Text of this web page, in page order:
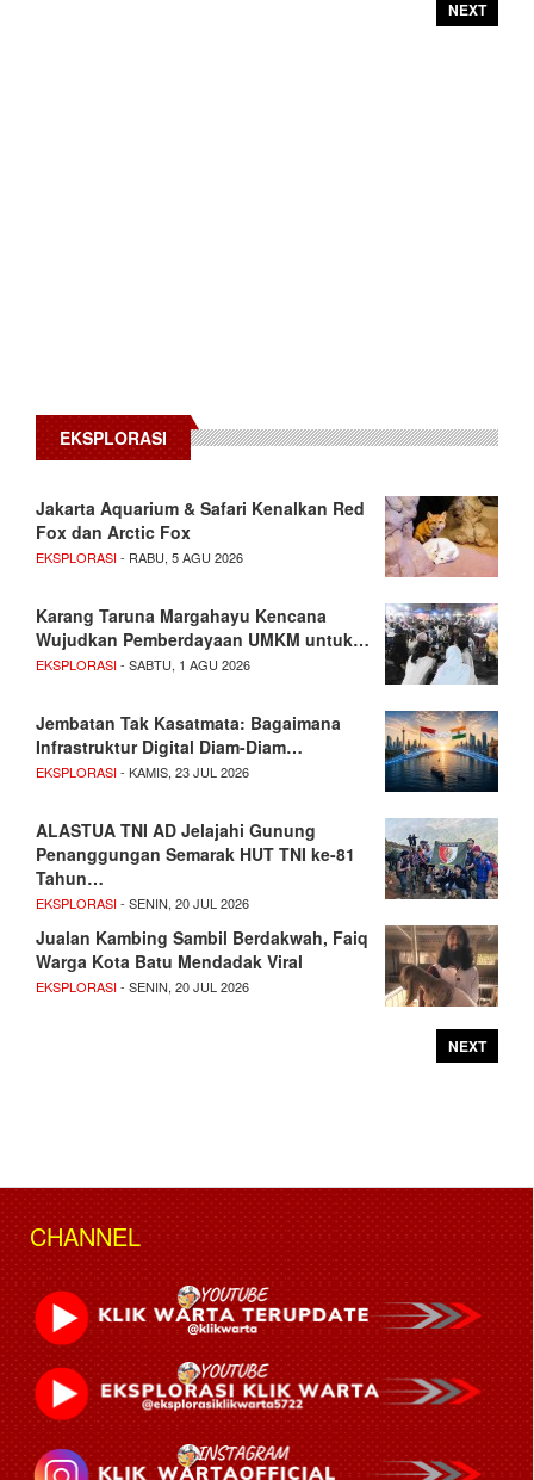
NEXT
EKSPLORASI
Jakarta Aquarium & Safari Kenalkan Red
Fox dan Arctic Fox
EKSPLORASI- RABU, 5 AGU 2026
Karang Taruna Margahayu Kencana
Wujudkan Pemberdayaan UMKM untuk…
EKSPLORASI- SABTU, 1 AGU 2026
Jembatan Tak Kasatmata: Bagaimana
Infrastruktur Digital Diam-Diam…
EKSPLORASI- KAMIS, 23 JUL 2026
ALASTUA TNI AD Jelajahi Gunung
Penanggungan Semarak HUT TNI ke-81
Tahun…
EKSPLORASI- SENIN, 20 JUL 2026
Jualan Kambing Sambil Berdakwah, Faiq
Warga Kota Batu Mendadak Viral
EKSPLORASI- SENIN, 20 JUL 2026
NEXT
CHANNEL